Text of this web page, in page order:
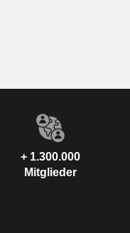
+ 1.300.000
Mitglieder